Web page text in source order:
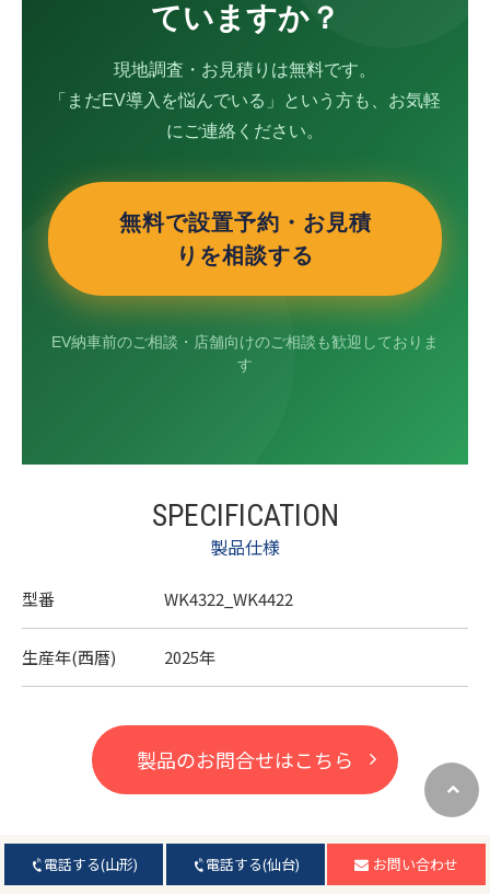
ていますか？
現地調査・お見積りは無料です。
「まだEV導入を悩んでいる」という方も、お気軽
にご連絡ください。
無料で設置予約・お見積
りを相談する
EV納車前のご相談・店舗向けのご相談も歓迎しておりま
す
SPECIFICATION
製品仕様
型番 WK4322_WK4422
生産年(西暦) 2025年
製品のお問合せはこちら
電話する(山形) 電話する(仙台) お問い合わせ